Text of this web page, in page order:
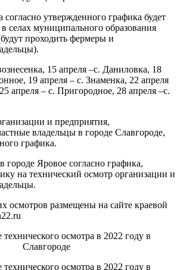
согласно утвержденного графика будет
селах муниципального образования
проходить фермеры и
15 апреля –с. Даниловка, 18
19 апреля – с. Знаменка, 22 апреля
апреля – с. Пригородное, 28 апреля –с.
и предприятия,
владельцы в городе Славгороде,
графика.
городе Яровое согласно графика,
на технический осмотр организации и
осмотров размещены на сайте краевой